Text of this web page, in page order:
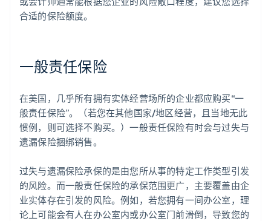
合适的保险额度。
一般责任保险
在美国，几乎所有拥有实体经营场所的企业都应购买“一
般责任保险”。（若您在其他国家/地区经营，且当地无此
惯例，则可选择不购买。）一般责任保险有时会与过失与
遗漏保险捆绑销售。
过失与遗漏保险承保的是由您所从事的特定工作类型引发
的风险。而一般责任保险的承保范围更广，主要覆盖由企
业实体存在引发的风险。例如，若您拥有一间办公室，理
论上可能会有人在办公室内或办公室门前滑倒，导致您的